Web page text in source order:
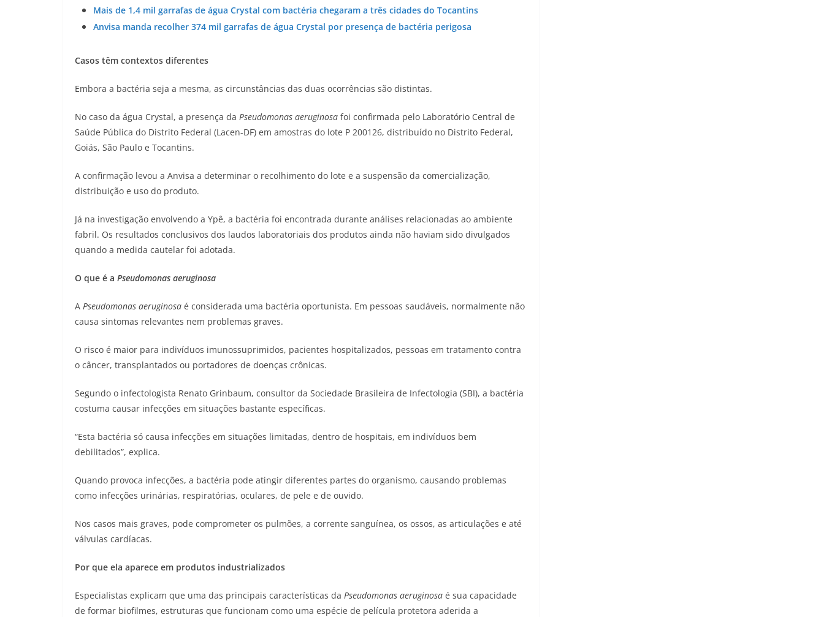
Mais de 1,4 mil garrafas de água Crystal com bactéria chegaram a três cidades do Tocantins
Anvisa manda recolher 374 mil garrafas de água Crystal por presença de bactéria perigosa
Casos têm contextos diferentes
Embora a bactéria seja a mesma, as circunstâncias das duas ocorrências são distintas.
No caso da água Crystal, a presença da Pseudomonas aeruginosa foi confirmada pelo Laboratório Central de
Saúde Pública do Distrito Federal (Lacen-DF) em amostras do lote P 200126, distribuído no Distrito Federal,
Goiás, São Paulo e Tocantins.
A confirmação levou a Anvisa a determinar o recolhimento do lote e a suspensão da comercialização,
distribuição e uso do produto.
Já na investigação envolvendo a Ypê, a bactéria foi encontrada durante análises relacionadas ao ambiente
fabril. Os resultados conclusivos dos laudos laboratoriais dos produtos ainda não haviam sido divulgados
quando a medida cautelar foi adotada.
O que é a Pseudomonas aeruginosa
A Pseudomonas aeruginosa é considerada uma bactéria oportunista. Em pessoas saudáveis, normalmente não
causa sintomas relevantes nem problemas graves.
O risco é maior para indivíduos imunossuprimidos, pacientes hospitalizados, pessoas em tratamento contra
o câncer, transplantados ou portadores de doenças crônicas.
Segundo o infectologista Renato Grinbaum, consultor da Sociedade Brasileira de Infectologia (SBI), a bactéria
costuma causar infecções em situações bastante específicas.
“Esta bactéria só causa infecções em situações limitadas, dentro de hospitais, em indivíduos bem
debilitados”, explica.
Quando provoca infecções, a bactéria pode atingir diferentes partes do organismo, causando problemas
como infecções urinárias, respiratórias, oculares, de pele e de ouvido.
Nos casos mais graves, pode comprometer os pulmões, a corrente sanguínea, os ossos, as articulações e até
válvulas cardíacas.
Por que ela aparece em produtos industrializados
Especialistas explicam que uma das principais características da Pseudomonas aeruginosa é sua capacidade
de formar biofilmes, estruturas que funcionam como uma espécie de película protetora aderida a